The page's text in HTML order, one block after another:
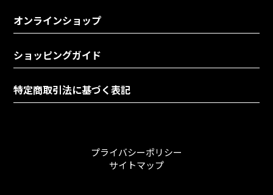
オンラインショップ
ショッピングガイド
特定商取引法に基づく表記
プライバシーポリシー
サイトマップ